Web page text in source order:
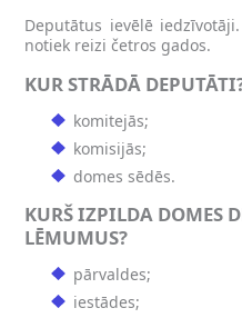
Deputātus ievēlē
notiek reizi četros gados.
KUR STRĀDĀ
komitejās;
komisijās;
domes sēdēs.
KURŠ IZPILDA DOMES
LĒMUMUS?
pārvaldes;
iestādes;